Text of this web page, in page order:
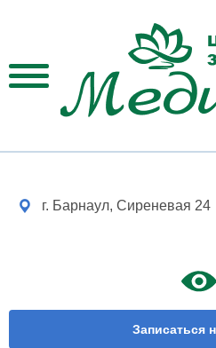
г. Барнаул, Сиреневая 24
Записаться